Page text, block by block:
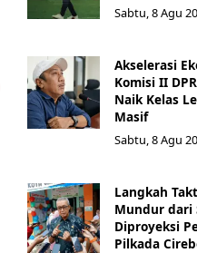
Sabtu, 8 Agu
Akselerasi
Komisi II
Naik Kelas
Masif
Sabtu, 8 Agu
Langkah
Mundur dari
Diproyeksi
Pilkada